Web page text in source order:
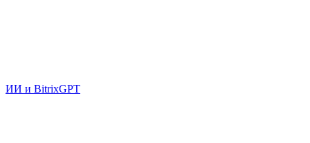
ИИ и BitrixGPT